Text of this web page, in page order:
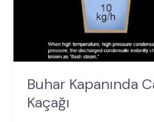
Buhar Kapanında
Kaçağı